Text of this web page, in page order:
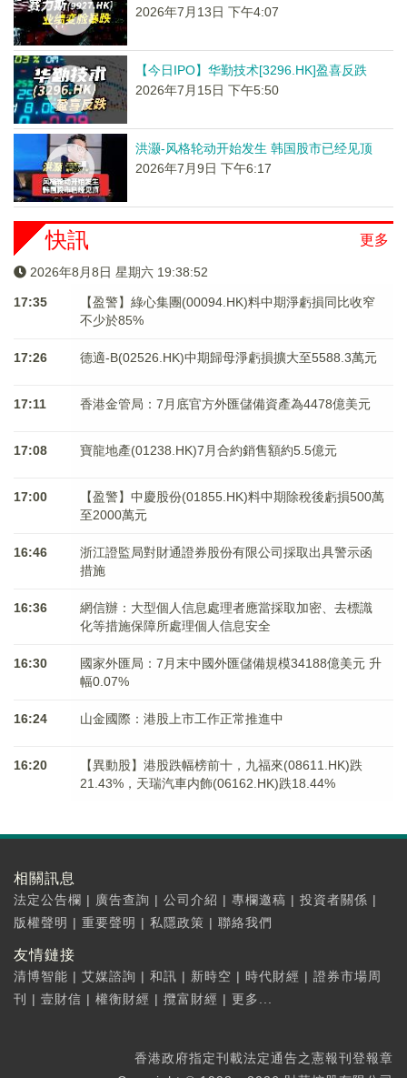
2026年7月13日 下午4:07
【今日IPO】华勤技术[3296.HK]盈喜反跌
2026年7月15日 下午5:50
洪灏-风格轮动开始发生 韩国股市已经见顶
2026年7月9日 下午6:17
更多
快訊
2026年8月8日 星期六 19:38:52
17:35
【盈警】綠心集團(00094.HK)料中期淨虧損同比收窄
不少於85%
17:26 德適-B(02526.HK)中期歸母淨虧損擴大至5588.3萬元
17:11 香港金管局：7月底官方外匯儲備資產為4478億美元
17:08 寶龍地產(01238.HK)7月合約銷售額約5.5億元
17:00
【盈警】中慶股份(01855.HK)料中期除稅後虧損500萬
至2000萬元
16:46
浙江證監局對財通證券股份有限公司採取出具警示函
措施
16:36
網信辦：大型個人信息處理者應當採取加密、去標識
化等措施保障所處理個人信息安全
16:30
國家外匯局：7月末中國外匯儲備規模34188億美元 升
幅0.07%
16:24 山金國際：港股上市工作正常推進中
16:20
【異動股】港股跌幅榜前十，九福來(08611.HK)跌
21.43%，天瑞汽車内飾(06162.HK)跌18.44%
相關訊息
法定公告欄 | 廣告查詢 | 公司介紹 | 專欄邀稿 | 投資者關係 |
版權聲明 | 重要聲明 | 私隱政策 | 聯絡我們
友情鏈接
清博智能 | 艾媒諮詢 | 和訊 | 新時空 | 時代財經 | 證券市場周
刊
| 壹財信 | 權衡財經 | 攬富財經 | 更多...
香港政府指定刊載法定通告之憲報刊登報章